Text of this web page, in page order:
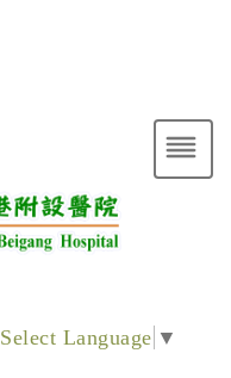
Select Language ▼